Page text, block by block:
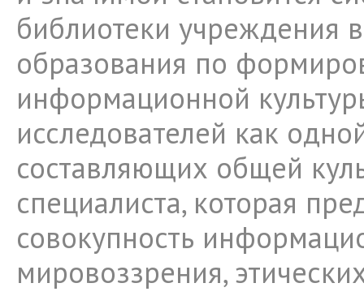
библиотеки учреждения
образования по
информационной
исследователей как
составляющих общей
специалиста, которая
совокупность
мировоззрения,